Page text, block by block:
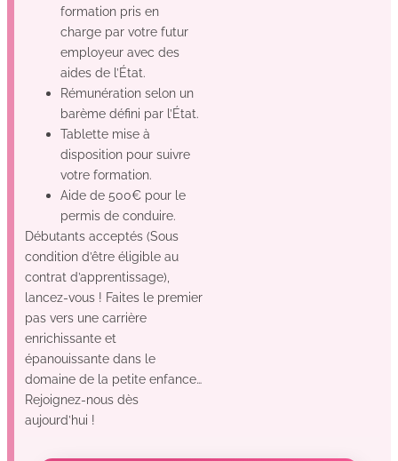
formation pris en
charge par votre futur
employeur avec des
aides de l’État.
Rémunération selon un
barème défini par l’État.
Tablette mise à
disposition pour suivre
votre formation.
Aide de 500€ pour le
permis de conduire.
Débutants acceptés (Sous
condition d’être éligible au
contrat d’apprentissage),
lancez-vous ! Faites le premier
pas vers une carrière
enrichissante et
épanouissante dans le
domaine de la petite enfance…
Rejoignez-nous dès
aujourd’hui !